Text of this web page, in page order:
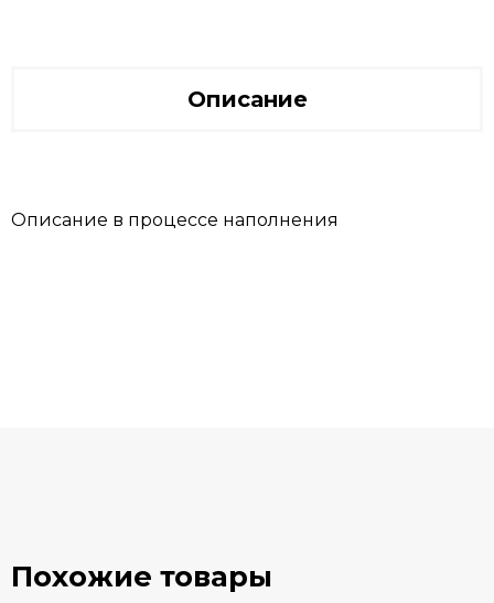
Описание
Описание в процессе наполнения
Похожие товары